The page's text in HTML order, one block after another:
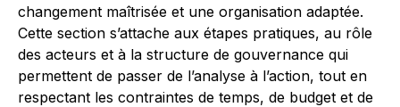
changement maîtrisée et une organisation adaptée.
Cette section s’attache aux étapes pratiques, au rôle
des acteurs et à la structure de gouvernance qui
permettent de passer de l’analyse à l’action, tout en
respectant les contraintes de temps, de budget et de